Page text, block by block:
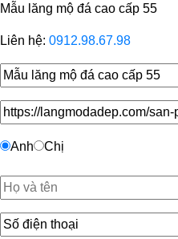
Mẫu lăng mộ đá cao cấp 55
Liên hệ: 0912.98.67.98
Anh Chị